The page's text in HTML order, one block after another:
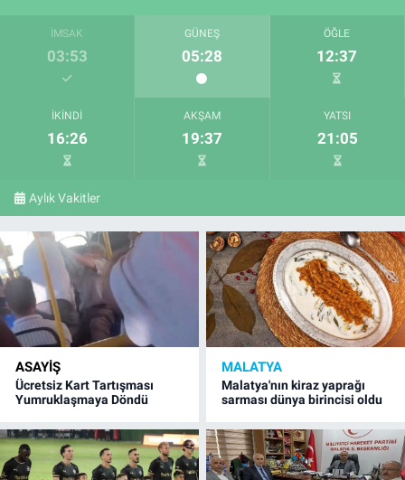
İMSAK
03:53
GÜNEŞ
05:28
ÖĞLE
12:37
İKINDI
16:26
AKŞAM
19:37
YATSI
21:05
Aylık Vakitler
ASAYIŞ
Ücretsiz Kart Tartışması
Yumruklaşmaya Döndü
MALATYA
Malatya'nın kiraz yaprağı
sarması dünya birincisi oldu